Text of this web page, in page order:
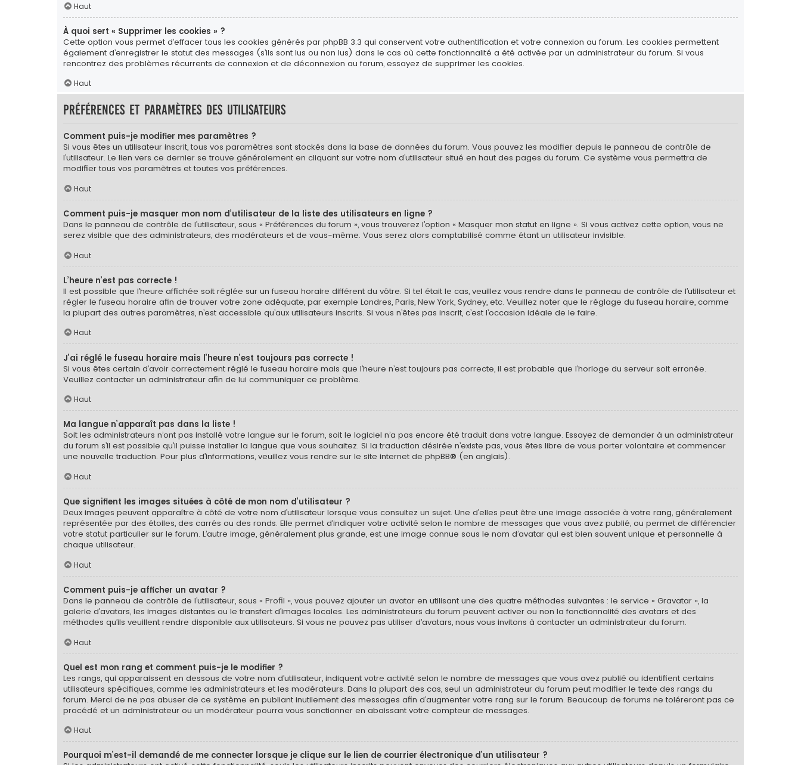
Haut
À quoi sert « Supprimer les cookies » ?
Cette option vous permet d’effacer tous les cookies générés par phpBB 3.3 qui conservent votre authentification et votre connexion au forum. Les cookies permettent
également d’enregistrer le statut des messages (s’ils sont lus ou non lus) dans le cas où cette fonctionnalité a été activée par un administrateur du forum. Si vous
rencontrez des problèmes récurrents de connexion et de déconnexion au forum, essayez de supprimer les cookies.
Haut
Préférences et paramètres des utilisateurs
Comment puis-je modifier mes paramètres ?
Si vous êtes un utilisateur inscrit, tous vos paramètres sont stockés dans la base de données du forum. Vous pouvez les modifier depuis le panneau de contrôle de
l’utilisateur. Le lien vers ce dernier se trouve généralement en cliquant sur votre nom d’utilisateur situé en haut des pages du forum. Ce système vous permettra de
modifier tous vos paramètres et toutes vos préférences.
Haut
Comment puis-je masquer mon nom d’utilisateur de la liste des utilisateurs en ligne ?
Dans le panneau de contrôle de l’utilisateur, sous « Préférences du forum », vous trouverez l’option « Masquer mon statut en ligne ». Si vous activez cette option, vous ne
serez visible que des administrateurs, des modérateurs et de vous-même. Vous serez alors comptabilisé comme étant un utilisateur invisible.
Haut
L’heure n’est pas correcte !
Il est possible que l’heure affichée soit réglée sur un fuseau horaire différent du vôtre. Si tel était le cas, veuillez vous rendre dans le panneau de contrôle de l’utilisateur et
régler le fuseau horaire afin de trouver votre zone adéquate, par exemple Londres, Paris, New York, Sydney, etc. Veuillez noter que le réglage du fuseau horaire, comme
la plupart des autres paramètres, n’est accessible qu’aux utilisateurs inscrits. Si vous n’êtes pas inscrit, c’est l’occasion idéale de le faire.
Haut
J’ai réglé le fuseau horaire mais l’heure n’est toujours pas correcte !
Si vous êtes certain d’avoir correctement réglé le fuseau horaire mais que l’heure n’est toujours pas correcte, il est probable que l’horloge du serveur soit erronée.
Veuillez contacter un administrateur afin de lui communiquer ce problème.
Haut
Ma langue n’apparaît pas dans la liste !
Soit les administrateurs n’ont pas installé votre langue sur le forum, soit le logiciel n’a pas encore été traduit dans votre langue. Essayez de demander à un administrateur
du forum s’il est possible qu’il puisse installer la langue que vous souhaitez. Si la traduction désirée n’existe pas, vous êtes libre de vous porter volontaire et commencer
une nouvelle traduction. Pour plus d’informations, veuillez vous rendre sur le site internet de phpBB® (en anglais).
Haut
Que signifient les images situées à côté de mon nom d’utilisateur ?
Deux images peuvent apparaître à côté de votre nom d’utilisateur lorsque vous consultez un sujet. Une d’elles peut être une image associée à votre rang, généralement
représentée par des étoiles, des carrés ou des ronds. Elle permet d’indiquer votre activité selon le nombre de messages que vous avez publié, ou permet de différencier
votre statut particulier sur le forum. L’autre image, généralement plus grande, est une image connue sous le nom d’avatar qui est bien souvent unique et personnelle à
chaque utilisateur.
Haut
Comment puis-je afficher un avatar ?
Dans le panneau de contrôle de l’utilisateur, sous « Profil », vous pouvez ajouter un avatar en utilisant une des quatre méthodes suivantes : le service « Gravatar », la
galerie d’avatars, les images distantes ou le transfert d’images locales. Les administrateurs du forum peuvent activer ou non la fonctionnalité des avatars et des
méthodes qu’ils veuillent rendre disponible aux utilisateurs. Si vous ne pouvez pas utiliser d’avatars, nous vous invitons à contacter un administrateur du forum.
Haut
Quel est mon rang et comment puis-je le modifier ?
Les rangs, qui apparaissent en dessous de votre nom d’utilisateur, indiquent votre activité selon le nombre de messages que vous avez publié ou identifient certains
utilisateurs spécifiques, comme les administrateurs et les modérateurs. Dans la plupart des cas, seul un administrateur du forum peut modifier le texte des rangs du
forum. Merci de ne pas abuser de ce système en publiant inutilement des messages afin d’augmenter votre rang sur le forum. Beaucoup de forums ne toléreront pas ce
procédé et un administrateur ou un modérateur pourra vous sanctionner en abaissant votre compteur de messages.
Haut
Pourquoi m’est-il demandé de me connecter lorsque je clique sur le lien de courrier électronique d’un utilisateur ?